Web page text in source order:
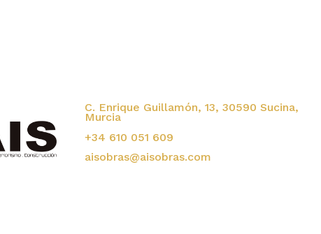
C. Enrique Guillamón, 13, 30590 Sucina,
Murcia
+34 610 051 609
aisobras@aisobras.com